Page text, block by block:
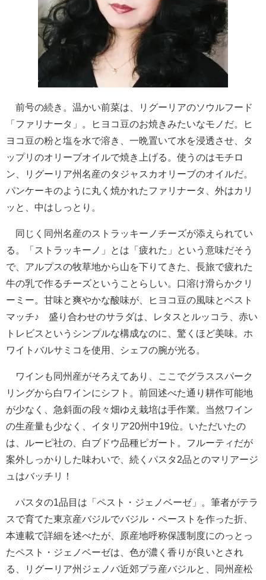
前号の続き。温かい前菜は、リグーリアのソウルフード
「ファリナータ」。ヒヨコ豆のお焼きみたいなモノだ。ヒ
ヨコ豆の粉と塩を水で溶き、一晩置いて水を浸透させ、タ
ップリのオリーブオイルで焼き上げる。使うのはモチロ
ン、リグーリア州名産のタジャスカオリーブのオイルだ。
パンケーキのように丸く焼かれたファリナータ、外はカリ
ッと、中はしっとり。
同じく同州名産のストラッキーノチーズが添えられてい
る。「ストラッキーノ」とは「疲れた」という意味だそう
で、アルプスの牧草地から山を下りてきた、長旅で疲れた
牛の乳で作るチーズということらしい。口溶け滑らかクリ
ーミー。甘味と爽やかな酸味が、ヒヨコ豆の風味とベスト
マッチ♪ 盛り合わせのサラダは、レタスとルッコラ、赤い
トレビスというシンプルな構成なのに、驚くほど美味。ホ
ワイトバルサミコを使用、シェフの腕が光る。
ワインも同州産がそろえてあり、ここでグラススパーク
リングから白ワインにシフト。前回述べた通り耕作可能地
が少なく、急斜面の段々畑ゆえ栽培は手作業。当然ワイン
の生産量も少なく、イタリア20州中19位。いただいたの
は、ルーピ社の、白ブドウ品種ピガート。フルーティだが
案外しっかりした味わいで、続くパスタ2品とのマリアージ
ュはバッチリ！
パスタの1品目は「ペスト・ジェノベーゼ」。筆者がテラ
スで育てた東京産バジルでバジル・ペーストを作った折、
本連載で詳細を述べたが、原産地呼称保護制度にのっとっ
たペスト・ジェノベーゼは、色が濃く香りが良いとされ
る、リグーリア州ジェノバ近郊プラ産バジルと、同州産松